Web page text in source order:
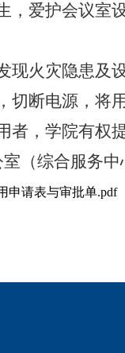
，爱护会议室
现火灾隐患及
切断电源，将
者，学院有权
（综合服务中
申请表与审批单.pdf